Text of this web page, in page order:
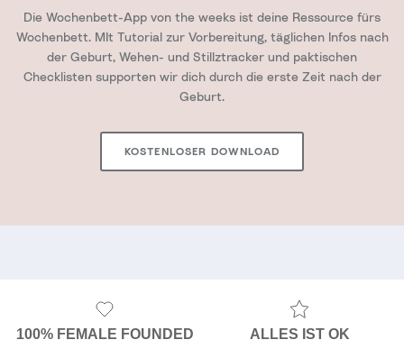
Die Wochenbett-App von the weeks ist deine Ressource fürs
Wochenbett. MIt Tutorial zur Vorbereitung, täglichen Infos nach
der Geburt, Wehen- und Stillztracker und paktischen
Checklisten supporten wir dich durch die erste Zeit nach der
Geburt.
KOSTENLOSER DOWNLOAD
100% FEMALE FOUNDED ALLES IST OK